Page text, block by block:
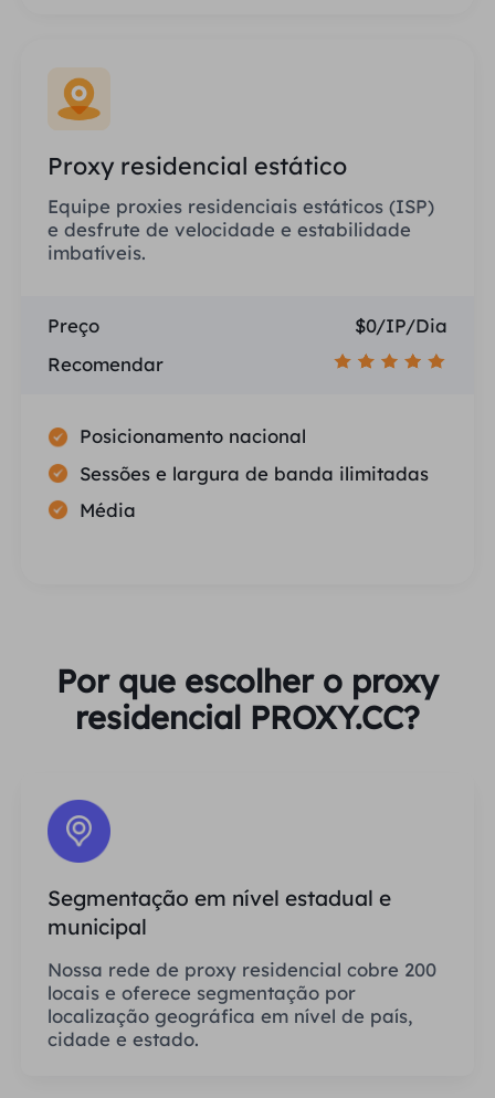
Proxy residencial estático
Equipe proxies residenciais estáticos (ISP)
e desfrute de velocidade e estabilidade
imbatíveis.
Preço
$0/IP/Dia
Recomendar
Posicionamento nacional
Sessões e largura de banda ilimitadas
Média
Por que escolher o proxy
residencial PROXY.CC?
Segmentação em nível estadual e
municipal
Nossa rede de proxy residencial cobre 200
locais e oferece segmentação por
localização geográfica em nível de país,
cidade e estado.